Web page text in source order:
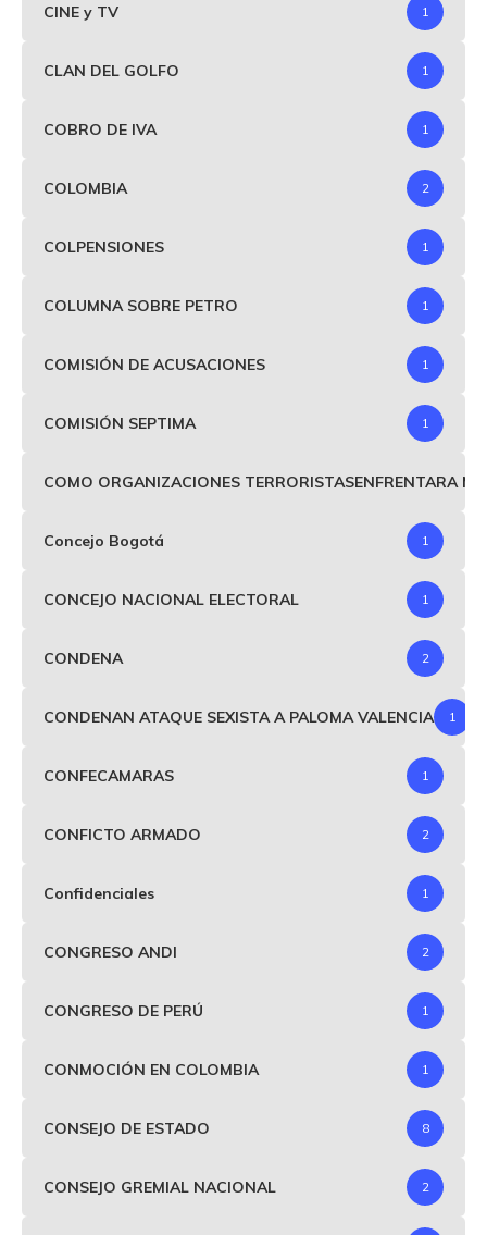
CINE y TV 1
CLAN DEL GOLFO 1
COBRO DE IVA 1
COLOMBIA 2
COLPENSIONES 1
COLUMNA SOBRE PETRO 1
COMISIÓN DE ACUSACIONES 1
COMISIÓN SEPTIMA 1
COMO ORGANIZACIONES TERRORISTASENFRENTARA
Concejo Bogotá 1
CONCEJO NACIONAL ELECTORAL 1
CONDENA 2
CONDENAN ATAQUE SEXISTA A PALOMA VALENCIA 1
CONFECAMARAS 1
CONFICTO ARMADO 2
Confidenciales 1
CONGRESO ANDI 2
CONGRESO DE PERÚ 1
CONMOCIÓN EN COLOMBIA 1
CONSEJO DE ESTADO 8
CONSEJO GREMIAL NACIONAL 2